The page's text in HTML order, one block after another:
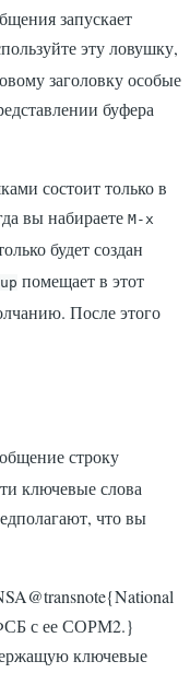
запускает
эту ловушку,
заголовку особые
буфера
состоит только в
вы набираете M-x
будет создан
помещает в этот
После этого
строку
ключевые слова
что вы
с ее СОРМ2.}
ключевые